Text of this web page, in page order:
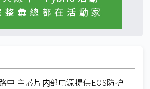
中 主芯片内部电源提供EOS防护